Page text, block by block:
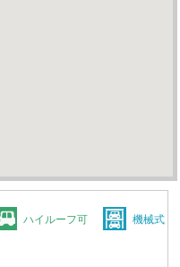
ハイルーフ可 機械式